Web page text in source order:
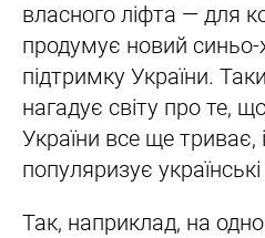
власного ліфта — для
продумує новий
підтримку України.
нагадує світу про те,
України все ще триває,
популяризує
Так, наприклад, на